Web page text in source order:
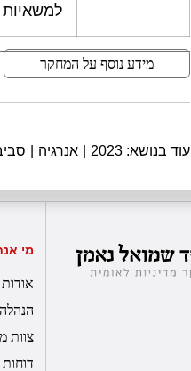
למשאיות
מידע נוסף על המחקר
עוד בנושא: 2023 אנרגיה
מי
אודות
הנהלה
צוות